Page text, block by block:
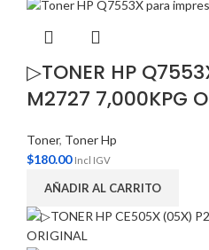
▷TONER HP
M2727 7,000KPG
Toner, Toner Hp
$180.00 Incl IGV
AÑADIR AL CARRITO